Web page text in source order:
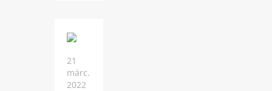
21
márc.
2022